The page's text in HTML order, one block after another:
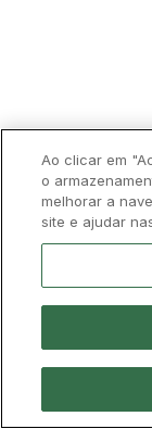
Ao clicar em
o
melhorar a
site e ajudar